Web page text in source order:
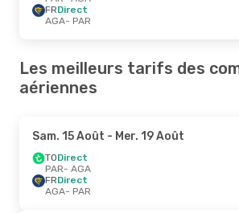
FRDirect
AGA- PAR
Les meilleurs tarifs des
aériennes
Sam. 15 Août - Mer. 19 Août
TODirect
PAR- AGA
FRDirect
AGA- PAR